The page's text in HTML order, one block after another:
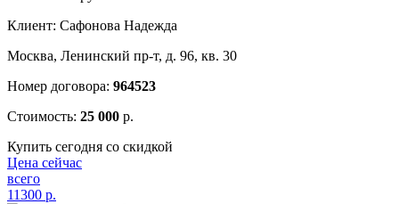
Клиент: Сафонова Надежда
Москва, Ленинский пр-т, д. 96, кв. 30
Номер договора: 964523
Стоимость: 25 000 р.
Купить сегодня со скидкой
Цена сейчас
всего
11300 р.